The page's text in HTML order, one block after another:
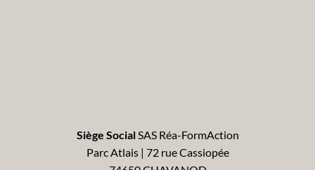
Siège SocialSAS Réa-FormAction
Parc Atlais | 72 rue Cassiopée